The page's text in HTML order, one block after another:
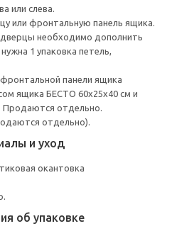
или слева.
или фронтальную панель ящика.
дверцы необходимо дополнить
1 упаковка петель,
панели ящика
ящика БЕСТО 60x25x40 см и
отдельно.
отдельно).
и уход
окантовка
об упаковке